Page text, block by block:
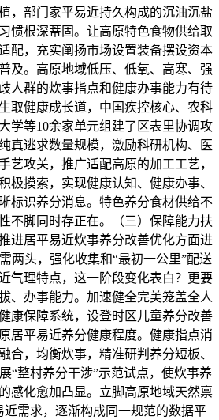
，部门家平易近持久构成的沉油沉盐
惯根深蒂固。让高原特色食物供给取
配，充实阐扬市场设置装备摆设资本
及。高原地域低压、低氧、高寒、强
人群的炊事指点和健康办事能力有待
取健康成长道，中国疾控核心、农科
学等10余家单元组建了区表里协调攻
真逃求数量规模，激励科研机构、医
艺攻关，推广适配高原的加工工艺，
极摸索，实现健康认知、健康办事、
标识养分消息。特色养分食材供给不
不脚同时存正在。（三）保障能力扶
进居平易近炊事养分改善优化方面进
两头，强化收集和“最初一公里”配送
气理特点，这一阶段变化表白？更要
、办事能力。加速健全完美笼盖全人
康保障系统，设登时区儿童养分改善
居平易近养分健康程度。健康指点消
合，均衡炊事，精准研判养分短板、
“整村养分干涉”示范试点，使炊事养
感化愈加凸显。立脚高原地域天然禀
近需求，逐渐构成同一规范的数据平